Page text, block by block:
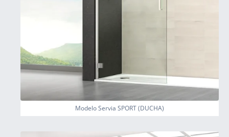
Modelo Servia SPORT (DUCHA)